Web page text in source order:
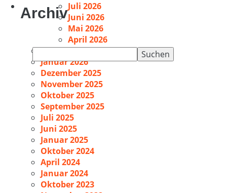
Suchen
nach:
ArchivJuli 2026
Juni 2026
Mai 2026
April 2026
Februar 2026
Januar 2026
Dezember 2025
November 2025
Oktober 2025
September 2025
Juli 2025
Juni 2025
Januar 2025
Oktober 2024
April 2024
Januar 2024
Oktober 2023